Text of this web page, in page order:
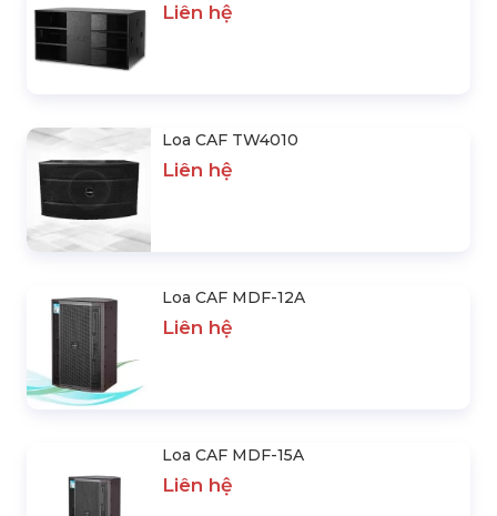
Liên hệ
Loa CAF TW4010
Liên hệ
Loa CAF MDF-12A
Liên hệ
Loa CAF MDF-15A
Liên hệ